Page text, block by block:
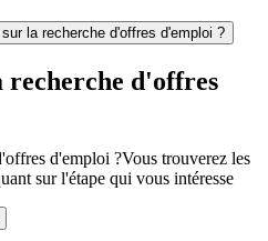
la recherche d'offres d'emploi ?
recherche d'offres
d'emploi ?Vous trouverez les
sur l'étape qui vous intéresse